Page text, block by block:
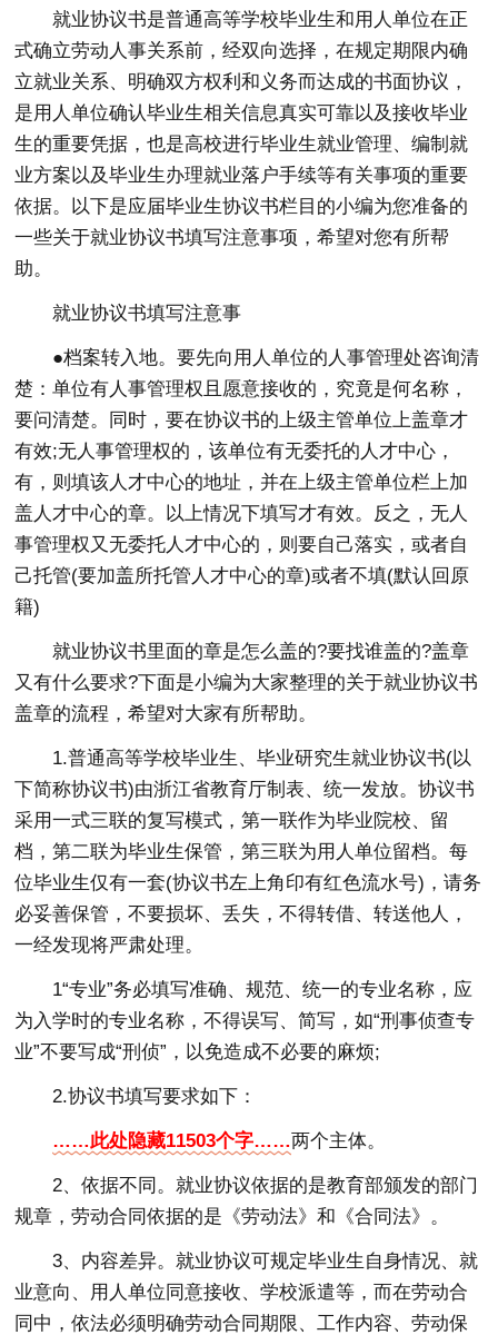
就业协议书是普通高等学校毕业生和用人单位在正
式确立劳动人事关系前，经双向选择，在规定期限内确
立就业关系、明确双方权利和义务而达成的书面协议，
是用人单位确认毕业生相关信息真实可靠以及接收毕业
生的重要凭据，也是高校进行毕业生就业管理、编制就
业方案以及毕业生办理就业落户手续等有关事项的重要
依据。以下是应届毕业生协议书栏目的小编为您准备的
一些关于就业协议书填写注意事项，希望对您有所帮
助。
就业协议书填写注意事
●档案转入地。要先向用人单位的人事管理处咨询清
楚：单位有人事管理权且愿意接收的，究竟是何名称，
要问清楚。同时，要在协议书的上级主管单位上盖章才
有效;无人事管理权的，该单位有无委托的人才中心，
有，则填该人才中心的地址，并在上级主管单位栏上加
盖人才中心的章。以上情况下填写才有效。反之，无人
事管理权又无委托人才中心的，则要自己落实，或者自
己托管(要加盖所托管人才中心的章)或者不填(默认回原
籍)
就业协议书里面的章是怎么盖的?要找谁盖的?盖章
又有什么要求?下面是小编为大家整理的关于就业协议书
盖章的流程，希望对大家有所帮助。
1.普通高等学校毕业生、毕业研究生就业协议书(以
下简称协议书)由浙江省教育厅制表、统一发放。协议书
采用一式三联的复写模式，第一联作为毕业院校、留
档，第二联为毕业生保管，第三联为用人单位留档。每
位毕业生仅有一套(协议书左上角印有红色流水号)，请务
必妥善保管，不要损坏、丢失，不得转借、转送他人，
一经发现将严肃处理。
1“专业”务必填写准确、规范、统一的专业名称，应
为入学时的专业名称，不得误写、简写，如“刑事侦查专
业”不要写成“刑侦”，以免造成不必要的麻烦;
2.协议书填写要求如下：
……此处隐藏11503个字……两个主体。
2、依据不同。就业协议依据的是教育部颁发的部门
规章，劳动合同依据的是《劳动法》和《合同法》。
3、内容差异。就业协议可规定毕业生自身情况、就
业意向、用人单位同意接收、学校派遣等，而在劳动合
同中，依法必须明确劳动合同期限、工作内容、劳动保